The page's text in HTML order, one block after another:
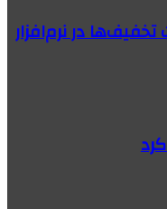
در نرم‌افزار